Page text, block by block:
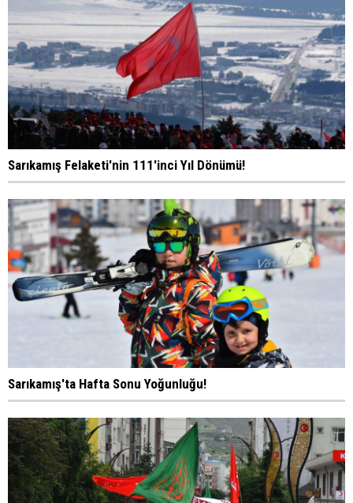
Sarıkamış Felaketi'nin 111'inci Yıl Dönümü!
Sarıkamış'ta Hafta Sonu Yoğunluğu!